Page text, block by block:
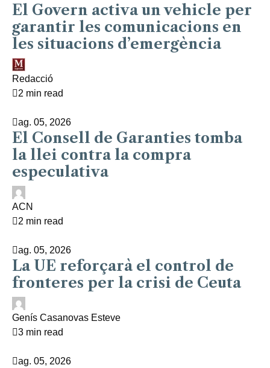
El Govern activa un vehicle per
garantir les comunicacions en
les situacions d’emergència
Redacció
2 min read
ag. 05, 2026
El Consell de Garanties tomba
la llei contra la compra
especulativa
ACN
2 min read
ag. 05, 2026
La UE reforçarà el control de
fronteres per la crisi de Ceuta
Genís Casanovas Esteve
3 min read
ag. 05, 2026